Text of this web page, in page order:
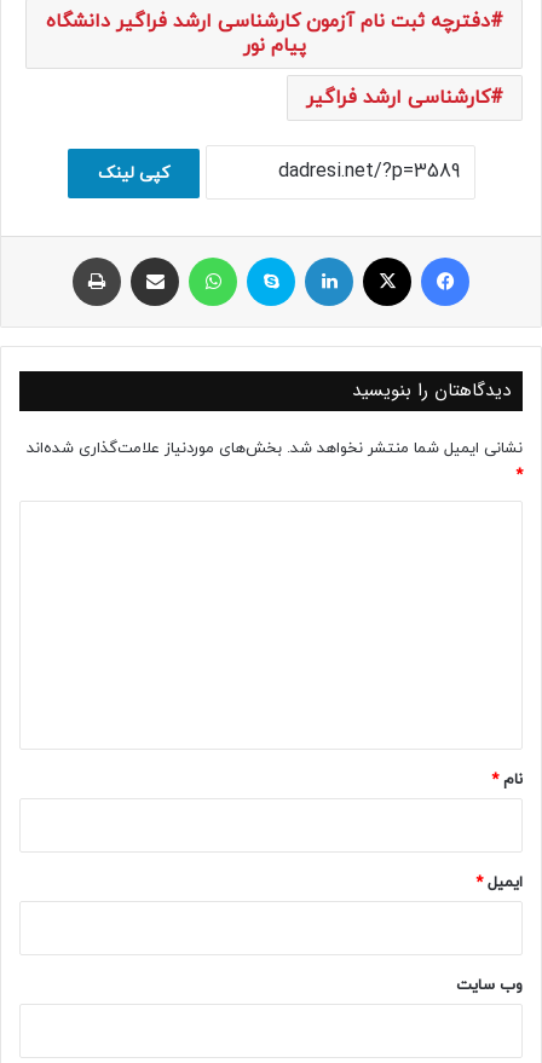
دفترچه ثبت نام آزمون کارشناسی ارشد فراگیر دانشگاه
پیام نور
کارشناسی ارشد فراگیر
کپی لینک
فیسبوک ایکس لینکداین اسکایپ واتس آپ اشتراک با ایمیل
دیدگاهتان را بنویسید
نشانی ایمیل شما منتشر نخواهد شد. بخش‌های موردنیاز علامت‌گذاری شده‌اند
*
نام*
ایمیل*
وب‌ سایت